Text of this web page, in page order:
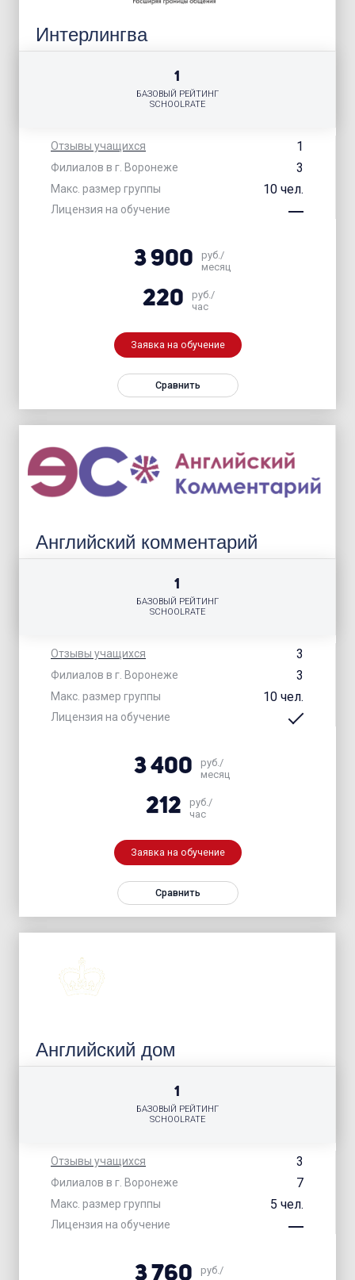
Интерлингва
Отзывы учащихся 1
Филиалов в г. Воронеже 3
Макс. размер группы 10 чел.
Лицензия на обучение
1
БАЗОВЫЙ РЕЙТИНГ
SCHOOLRATE
3 900
руб./
месяц
220
руб./
час
Заявка на обучение
Сравнить
Английский комментарий
Отзывы учащихся 3
Филиалов в г. Воронеже 3
Макс. размер группы 10 чел.
Лицензия на обучение
1
БАЗОВЫЙ РЕЙТИНГ
SCHOOLRATE
3 400
руб./
месяц
212
руб./
час
Заявка на обучение
Сравнить
Английский дом
Отзывы учащихся 3
Филиалов в г. Воронеже 7
Макс. размер группы 5 чел.
Лицензия на обучение
1
БАЗОВЫЙ РЕЙТИНГ
SCHOOLRATE
3 760
руб./